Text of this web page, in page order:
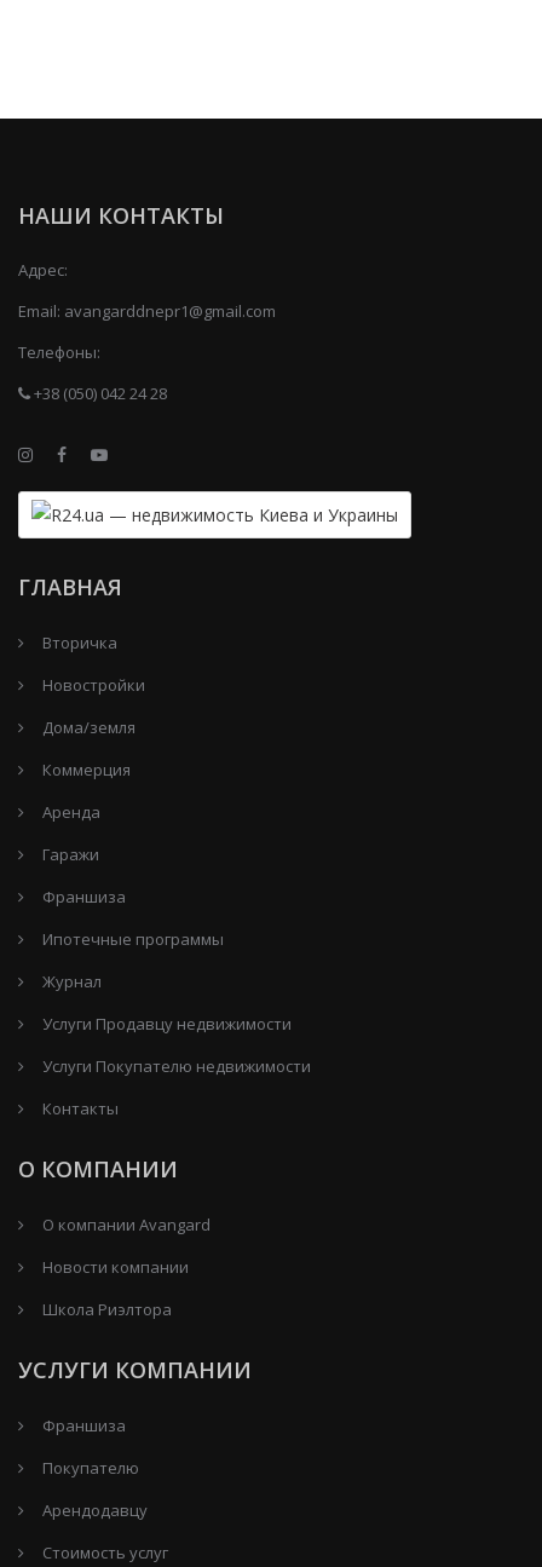
НАШИ КОНТАКТЫ
Адрес:
Email: avangarddnepr1@gmail.com
Телефоны:
+38 (050) 042 24 28
ГЛАВНАЯ
Вторичка
Новостройки
Дома/земля
Коммерция
Аренда
Гаражи
Франшиза
Ипотечные программы
Журнал
Услуги Продавцу недвижимости
Услуги Покупателю недвижимости
Контакты
О КОМПАНИИ
О компании Avangard
Новости компании
Школа Риэлтора
УСЛУГИ КОМПАНИИ
Франшиза
Покупателю
Арендодавцу
Стоимость услуг